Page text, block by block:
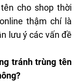
cho shop thời
thậm chí là
lưu ý các vấn đề
tránh trùng tên